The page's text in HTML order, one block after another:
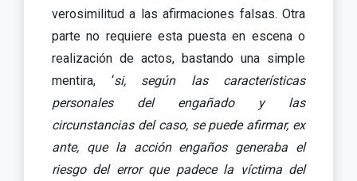
verosimilitud a las afirmaciones falsas. Otra
parte no requiere esta puesta en escena o
realización de actos, bastando una simple
mentira, ‘si, según las características
personales del engañado y las
circunstancias del caso, se puede afirmar, ex
ante, que la acción engaños generaba el
riesgo del error que padece la víctima del